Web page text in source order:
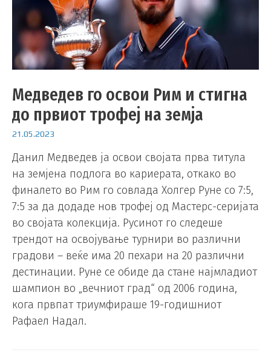
Медведев го освои Рим и стигна
до првиот трофеј на земја
21.05.2023
Данил Медведев ја освои својата прва титула
на земјена подлога во кариерата, откако во
финалето во Рим го совлада Холгер Руне со 7:5,
7:5 за да додаде нов трофеј од Мастерс-серијата
во својата колекција. Русинот го следеше
трендот на освојување турнири во различни
градови – веќе има 20 пехари на 20 различни
дестинации. Руне се обиде да стане најмладиот
шампион во „вечниот град“ од 2006 година,
кога првпат триумфираше 19-годишниот
Рафаел Надал.